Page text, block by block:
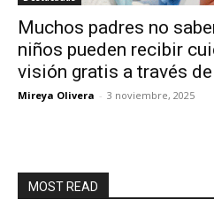
Muchos padres no
niños pueden recibir
visión gratis a través
Mireya Olivera - 3 noviembre, 2025
MOST READ